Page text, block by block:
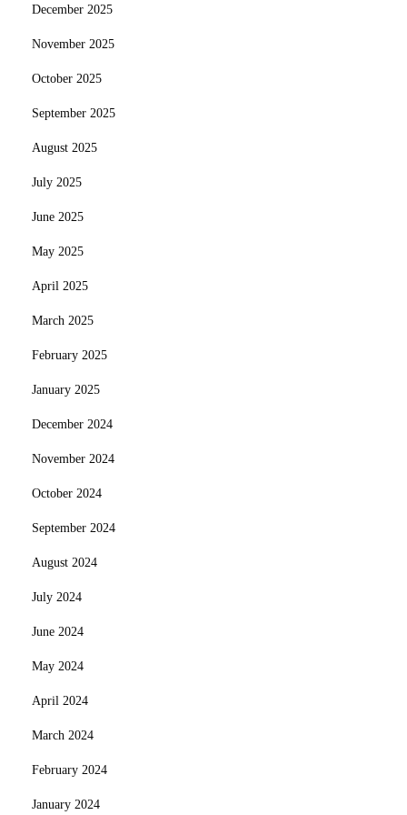
December 2025
November 2025
October 2025
September 2025
August 2025
July 2025
June 2025
May 2025
April 2025
March 2025
February 2025
January 2025
December 2024
November 2024
October 2024
September 2024
August 2024
July 2024
June 2024
May 2024
April 2024
March 2024
February 2024
January 2024